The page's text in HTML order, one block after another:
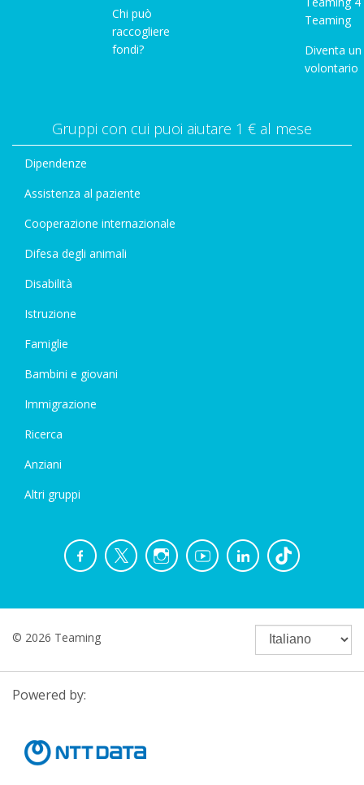
Chi può
raccogliere
fondi?
Teaming
Diventa un
volontario
Gruppi con cui puoi aiutare 1 € al mese
Dipendenze
Assistenza al paziente
Cooperazione internazionale
Difesa degli animali
Disabilità
Istruzione
Famiglie
Bambini e giovani
Immigrazione
Ricerca
Anziani
Altri gruppi
© 2026 Teaming
Powered by: